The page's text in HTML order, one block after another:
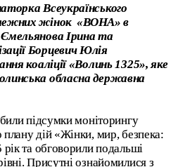
Всеукраїнського
жінок «ВОНА»в
Ірина та
Борцевич Юлія
коаліції «Волинь 1325», яке
обласна державна
підсумки моніторингу
плану дій «Жінки, мир, безпека:
та обговорили подальші
Присутні ознайомилися з